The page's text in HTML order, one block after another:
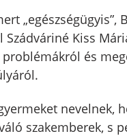
Szádváriné Kiss
és
nevelnek,
szakemberek, s